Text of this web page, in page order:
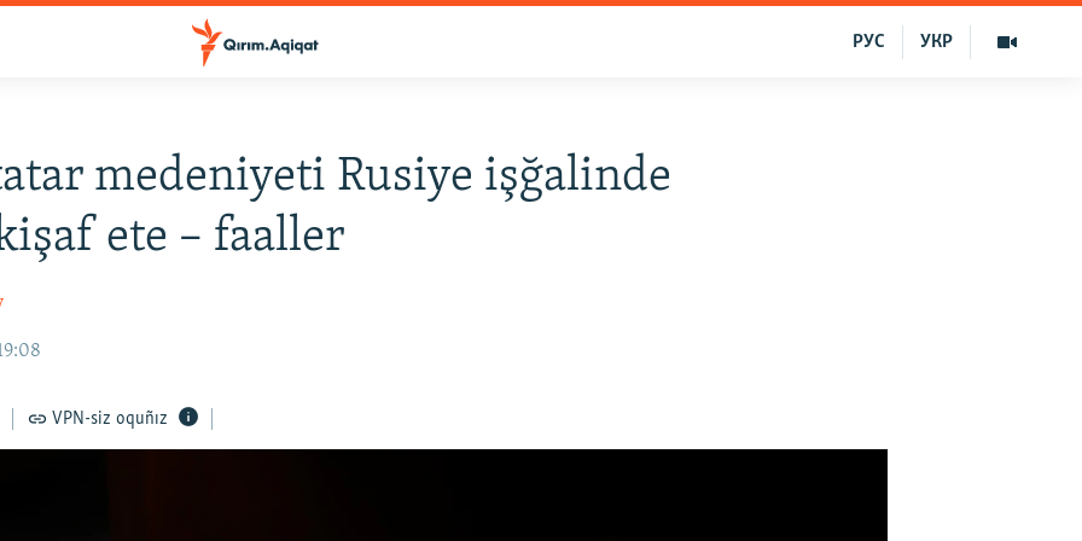
УКР
РУС
medeniyeti Rusiye işğalinde
ete – faaller
VPN-siz oquñız